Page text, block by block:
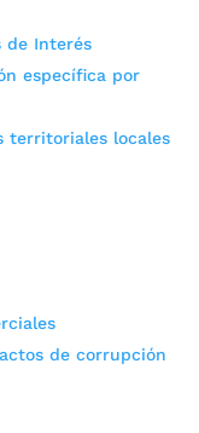
de Interés
específica por
territoriales locales
de corrupción
por el
la Inclusión,
mejor partido de
vidas a